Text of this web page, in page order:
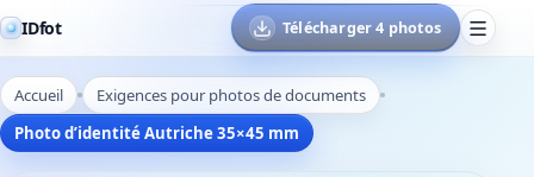
IDfot Télécharger 4 photos
Accueil
Exigences pour photos de documents
Photo d’identité Autriche 35×45 mm